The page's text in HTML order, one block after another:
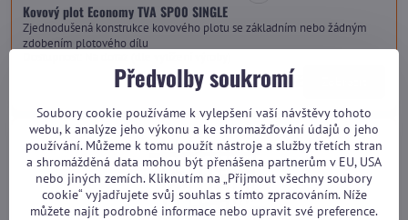
Kovový plot Economy TVA SP00 SINGLE
Zjednodušená konstrukce kovového plotu se základním nebo žádným
zdobením plotového dílu
od 2 070 Kč
Předvolby soukromí
Soubory cookie používáme k vylepšení vaší návštěvy tohoto
webu, k analýze jeho výkonu a ke shromažďování údajů o jeho
používání. Můžeme k tomu použít nástroje a služby třetích stran
a shromážděná data mohou být přenášena partnerům v EU, USA
nebo jiných zemích. Kliknutím na „Přijmout všechny soubory
cookie“ vyjadřujete svůj souhlas s tímto zpracováním. Níže
můžete najít podrobné informace nebo upravit své preference.